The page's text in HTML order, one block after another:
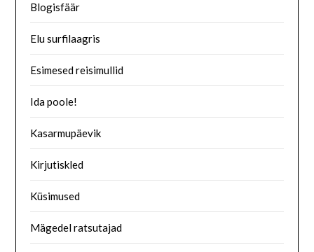
Blogisfäär
Elu surfilaagris
Esimesed reisimullid
Ida poole!
Kasarmupäevik
Kirjutiskled
Küsimused
Mägedel ratsutajad